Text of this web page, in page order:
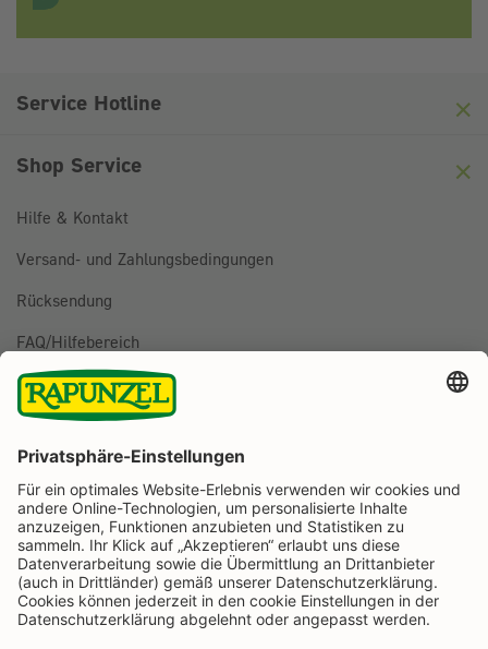
Anti-Roboter-Verifizierung
Service Hotline
Shop Service
Hilfe & Kontakt
Versand- und Zahlungsbedingungen
Rücksendung
FAQ/Hilfebereich
BESTELLUNG WIDERRUFEN
Rapunzel Naturkost auf Facebook
Rapunzel Naturkost auf Instagram
Rapunzel Naturkost auf YouTube
Rapunzel Naturkost auf Pinterest
Rapunzel Naturkost auf LinkedIn
Informationen
Zahlungsarten